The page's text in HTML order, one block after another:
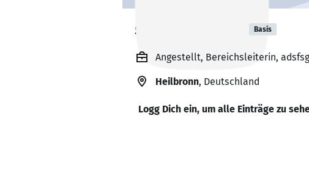
saskia Wacker Basis
Angestellt, Bereichsleiterin, adsfsg
Heilbronn, Deutschland
Logg Dich ein, um alle Einträge zu